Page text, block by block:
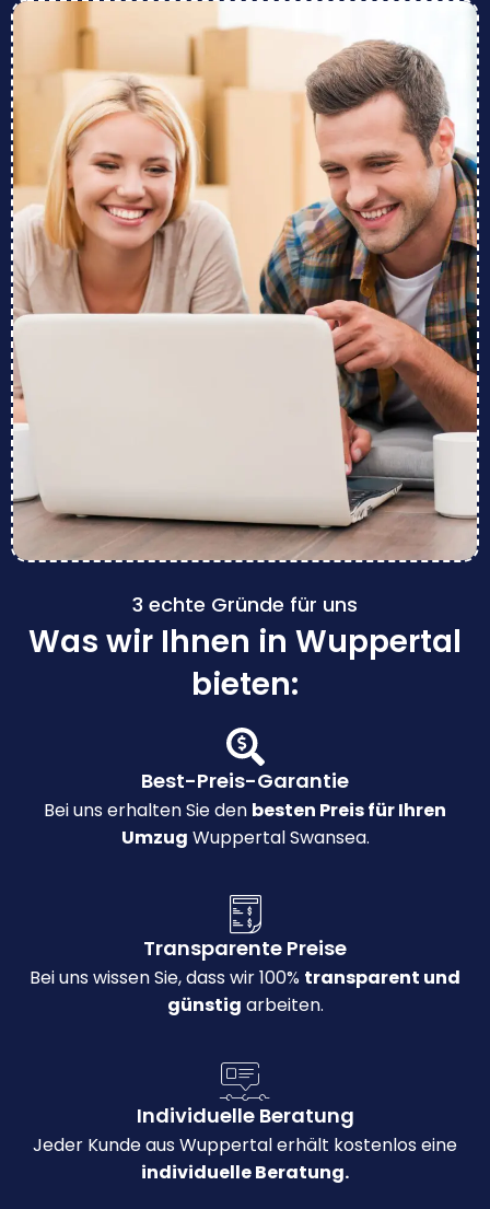
3 echte Gründe für uns
Was wir Ihnen in Wuppertal
bieten:
Best-Preis-Garantie
Bei uns erhalten Sie den besten Preis für Ihren
Umzug Wuppertal Swansea.
Transparente Preise
Bei uns wissen Sie, dass wir 100% transparent und
günstig arbeiten.
Individuelle Beratung
Jeder Kunde aus Wuppertal erhält kostenlos eine
individuelle Beratung.